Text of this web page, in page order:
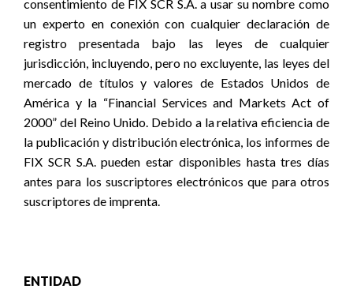
consentimiento de FIX SCR S.A. a usar su nombre como
un experto en conexión con cualquier declaración de
registro presentada bajo las leyes de cualquier
jurisdicción, incluyendo, pero no excluyente, las leyes del
mercado de títulos y valores de Estados Unidos de
América y la “Financial Services and Markets Act of
2000” del Reino Unido. Debido a la relativa eficiencia de
la publicación y distribución electrónica, los informes de
FIX SCR S.A. pueden estar disponibles hasta tres días
antes para los suscriptores electrónicos que para otros
suscriptores de imprenta.
ENTIDAD